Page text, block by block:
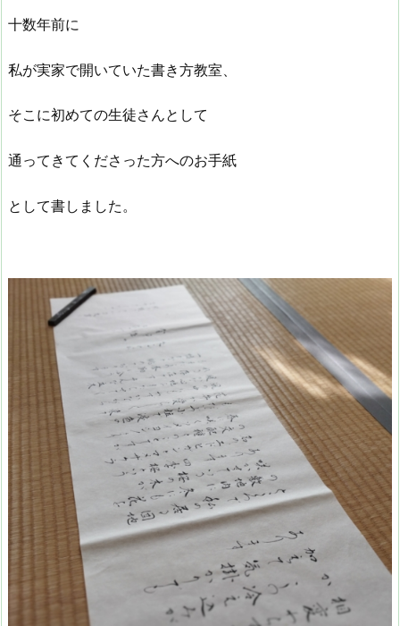
十数年前に
私が実家で開いていた書き方教室、
そこに初めての生徒さんとして
通ってきてくださった方へのお手紙
として書しました。